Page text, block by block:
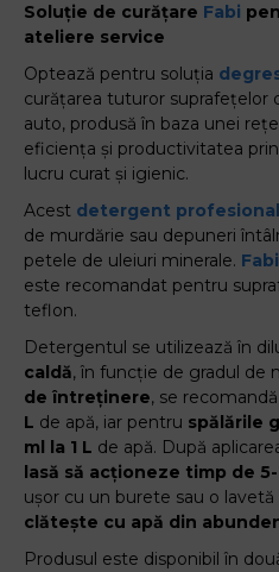
Soluție de curățare Fabi
ateliere service
Optează pentru soluția
curățarea tuturor suprafețelor
auto, produsă în baza unei
eficiența și productivitatea
lucru curat și igienic.
Acest detergent profesional
de murdărie sau depuneri
petele de uleiuri minerale. Fabi
este recomandat pentru
teflon.
Detergentul se utilizează în
caldă, în funcție de gradul de
de întreținere, se
L de apă, iar pentru spălările
ml la 1 L de apă. După
lasă să acționeze timp de
ușor cu un burete sau o
clătește cu apă din
Produsul este disponibil în